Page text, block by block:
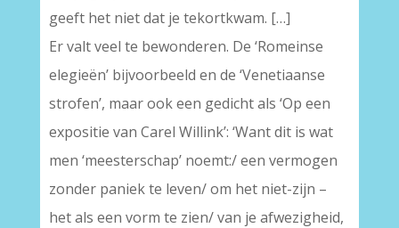
geeft het niet dat je tekortkwam. […]
Er valt veel te bewonderen. De ‘Romeinse
elegieën’ bijvoorbeeld en de ‘Venetiaanse
strofen’, maar ook een gedicht als ‘Op een
expositie van Carel Willink’: ‘Want dit is wat
men ‘meesterschap’ noemt:/ een vermogen
zonder paniek te leven/ om het niet-zijn –
het als een vorm te zien/ van je afwezigheid,